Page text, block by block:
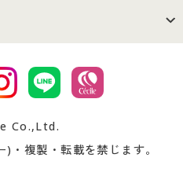
会社案内
サイトマップ
お支払は
忘れの場合
Co.,Ltd.
・複製・転載を禁じます。